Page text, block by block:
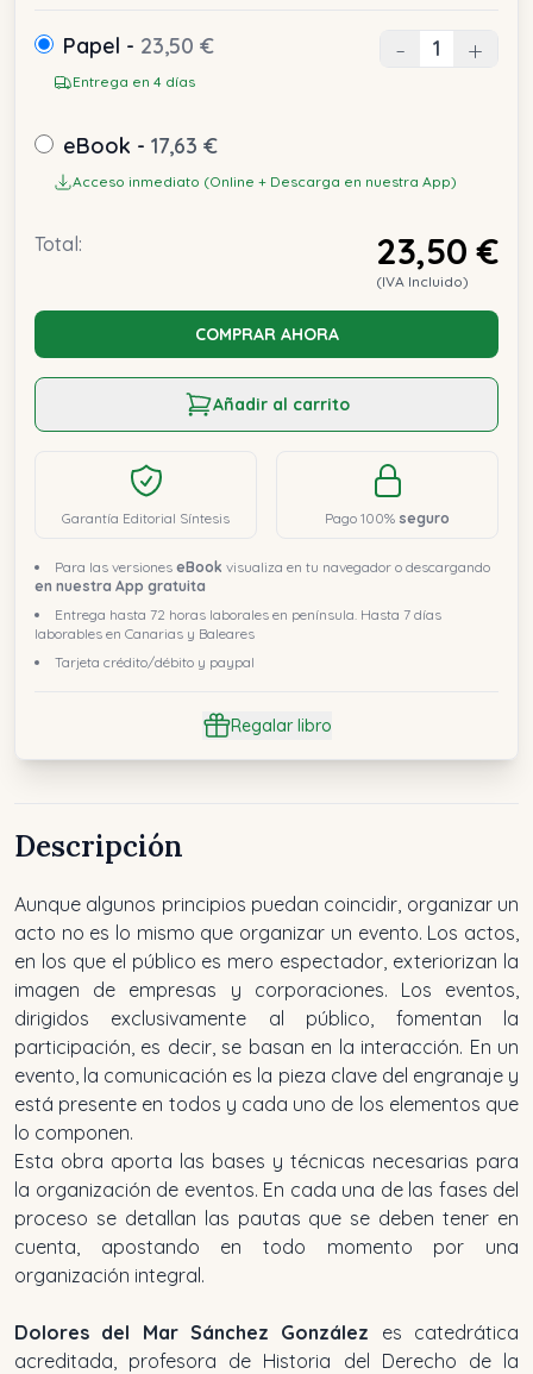
Papel - 23,50 €
Entrega en 4 días
- +
eBook - 17,63 €
Acceso inmediato (Online + Descarga en nuestra App)
Total: 23,50 €
(IVA Incluido)
COMPRAR AHORA
Añadir al carrito
Garantía Editorial Síntesis Pago 100% seguro
Para las versiones eBook visualiza en tu navegador o descargando
en nuestra App gratuita
Entrega hasta 72 horas laborales en península. Hasta 7 días
laborables en Canarias y Baleares
Tarjeta crédito/débito y paypal
Regalar libro
Descripción
Aunque algunos principios puedan coincidir, organizar un
acto no es lo mismo que organizar un evento. Los actos,
en los que el público es mero espectador, exteriorizan la
imagen de empresas y corporaciones. Los eventos,
dirigidos exclusivamente al público, fomentan la
participación, es decir, se basan en la interacción. En un
evento, la comunicación es la pieza clave del engranaje y
está presente en todos y cada uno de los elementos que
lo componen.
Esta obra aporta las bases y técnicas necesarias para
la organización de eventos. En cada una de las fases del
proceso se detallan las pautas que se deben tener en
cuenta, apostando en todo momento por una
organización integral.
Dolores del Mar Sánchez González es catedrática
acreditada, profesora de Historia del Derecho de la